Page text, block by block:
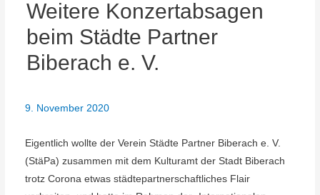
Weitere Konzertabsagen
beim Städte Partner
Biberach e. V.
9. November 2020
Eigentlich wollte der Verein Städte Partner Biberach e. V.
(StäPa) zusammen mit dem Kulturamt der Stadt Biberach
trotz Corona etwas städtepartnerschaftliches Flair